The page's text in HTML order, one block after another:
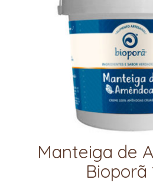
Manteiga de
Bioporã